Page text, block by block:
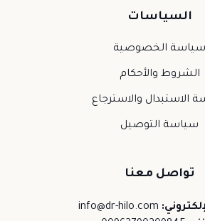
السياسات
سياسة الخصوصية
الشروط والأحكام
الاستبدال والاسترجاع
سياسة التوصيل
تواصل معنا
info@dr-hilo.com